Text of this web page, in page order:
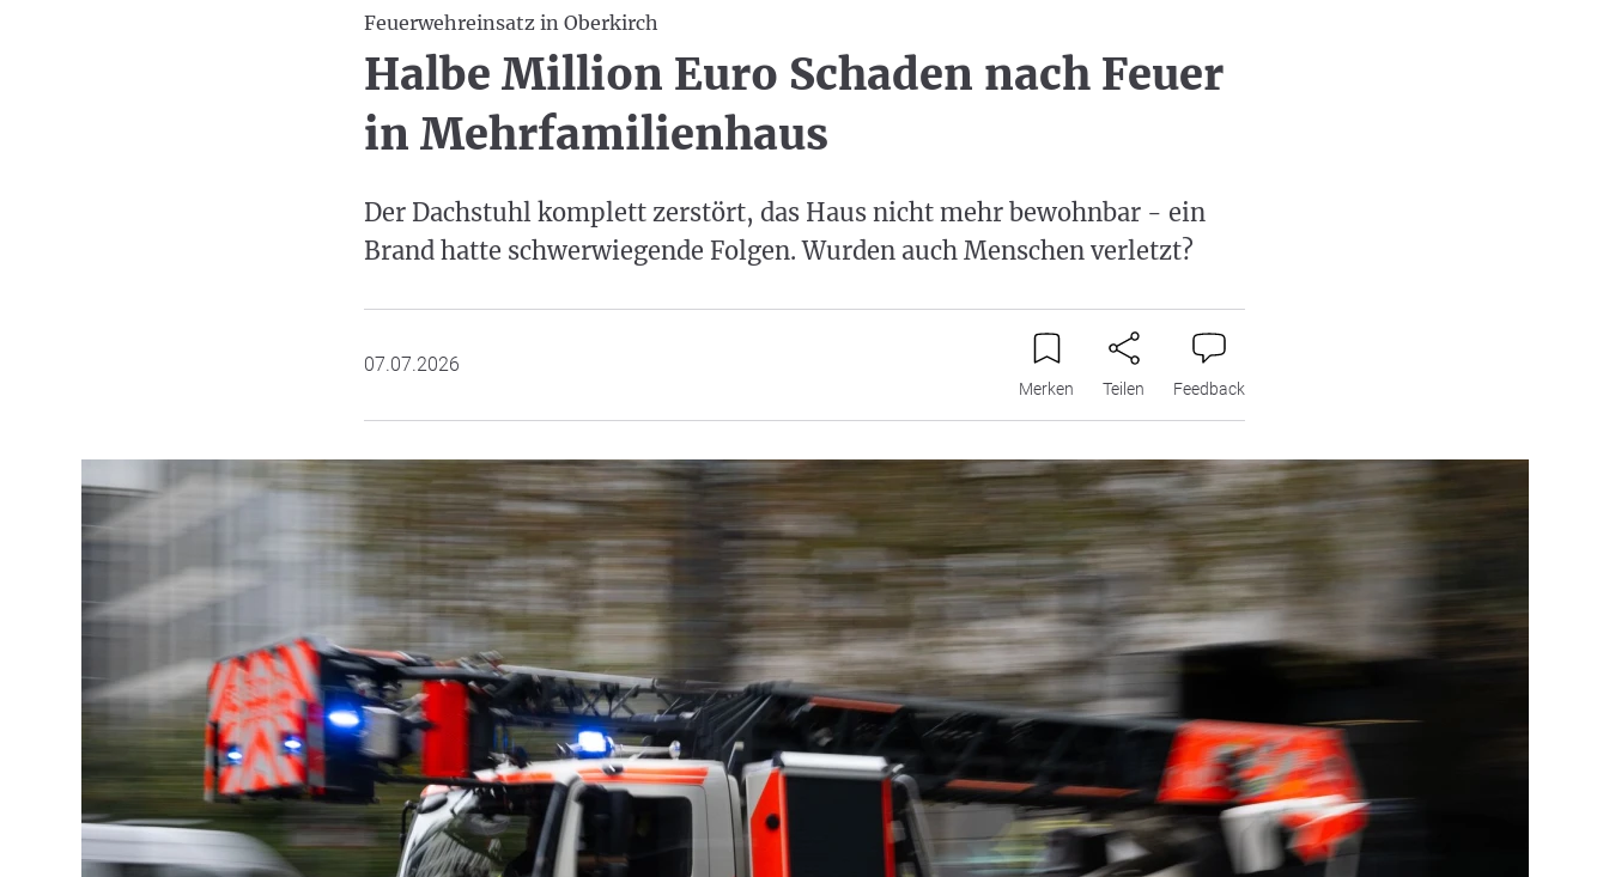
Feuerwehreinsatz in Oberkirch
Halbe Million Euro Schaden nach Feuer
in Mehrfamilienhaus
Der Dachstuhl komplett zerstört, das Haus nicht mehr bewohnbar - ein
Brand hatte schwerwiegende Folgen. Wurden auch Menschen verletzt?
07.07.2026
Merken Teilen Feedback